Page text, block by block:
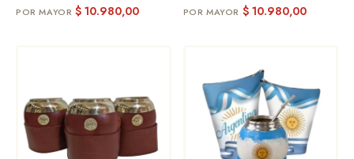
$ 10.980,00 $10.980,00